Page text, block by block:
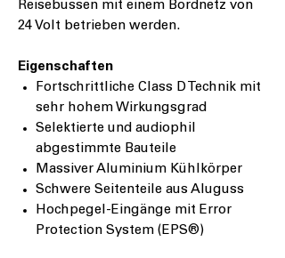
Reisebussen mit einem Bordnetz von
24 Volt betrieben werden.
Eigenschaften
Fortschrittliche Class D Technik mit
sehr hohem Wirkungsgrad
Selektierte und audiophil
abgestimmte Bauteile
Massiver Aluminium Kühlkörper
Schwere Seitenteile aus Aluguss
Hochpegel-Eingänge mit Error
Protection System (EPS®)